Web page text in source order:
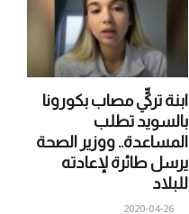
ابنة تركيٍّ مصاب بكورونا
بالسويد تطلب
المساعدة.. ووزير الصحة
يرسل طائرة لإعادته
للبلاد
2020-04-26